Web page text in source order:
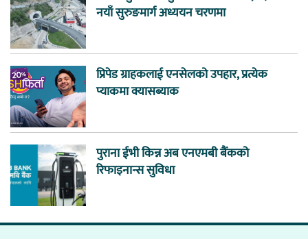
नयाँ सुरुङमार्ग अध्ययन चरणमा
प्रिपेड ग्राहकलाई एनसेलको उपहार, प्रत्येक
प्याकमा क्यासब्याक
पुराना ईभी किन्न अब एनएमबी बैंकको
रिफाइनान्स सुविधा